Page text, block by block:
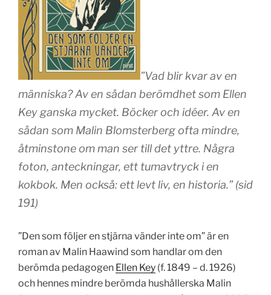
”Vad blir kvar av en
människa? Av en sådan berömdhet som Ellen
Key ganska mycket. Böcker och idéer. Av en
sådan som Malin Blomsterberg ofta mindre,
åtminstone om man ser till det yttre. Några
foton, anteckningar, ett tumavtryck i en
kokbok. Men också: ett levt liv, en historia.” (sid
191)
”Den som följer en stjärna vänder inte om” är en
roman av Malin Haawind som handlar om den
berömda pedagogen Ellen Key (f. 1849 – d. 1926)
och hennes mindre berömda hushållerska Malin